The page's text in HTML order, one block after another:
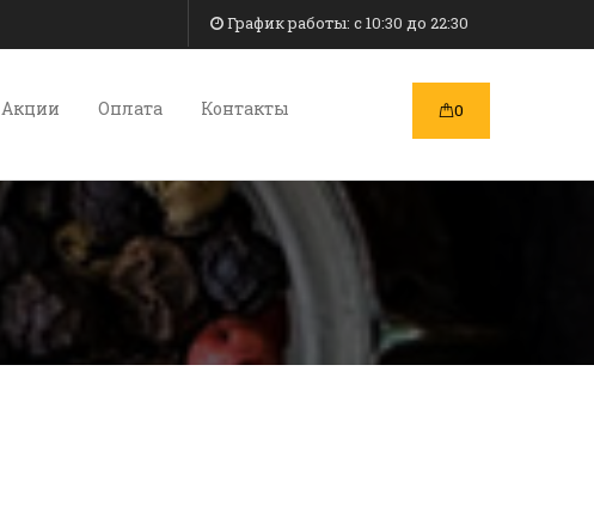
График работы: c 10:30 до 22:30
Акции Оплата Контакты 0